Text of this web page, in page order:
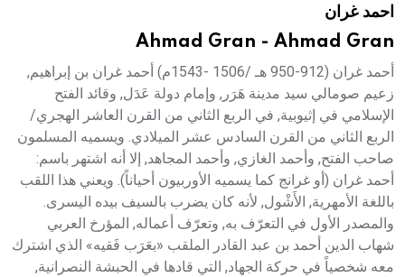
هيئة الموسوعة العربية تطلق موسوعات جديدة في عام 2026احمد غران
Ahmad Gran - Ahmad Gran
أحمد غران (912-950 هـ /1506 -1543م) أحمد غران بن إبراهيم,
زعيم صومالي سيد مدينة هَرَر, وإمام دولة عَدَل, وقائد الفتح
الإسلامي في إثيوبية, في الربع الثاني من القرن العاشر الهجري/
الربع الثاني من القرن السادس عشر الميلادي. ويسميه المسلمون
صاحب الفتح, وأحمد الغازي, وأحمد المجاهد, إلا أنه اشتهر باسم:
أحمد غران (أو غرانج كما يسميه الأوربيون أحياناً). ويعني هذا اللقب
باللغة الأمهرية, الأَشْول, لأنه كان يضرب بالسيف بيده اليسرى.
والمصدر الأول في التعرّف به, وتعرّف أعماله, المؤرخ العربي
شهاب الدين أحمد بن عبد القادر الملقب «بعَرَب فَقيه» الذي اشترك
معه شخصياً في حركة الجهاد, التي قادها في الحبشة النصرانية,